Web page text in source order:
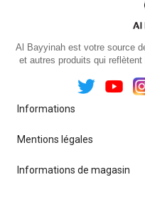
Al Bayyinah est votre source
et autres produits qui
Informations
Mentions légales
Informations de magasin